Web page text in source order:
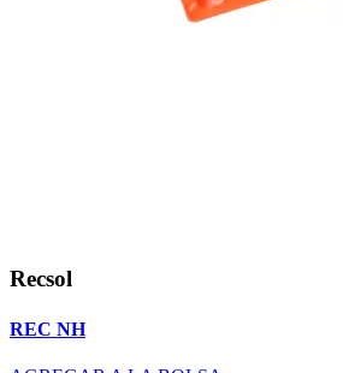
Recsol
REC NH